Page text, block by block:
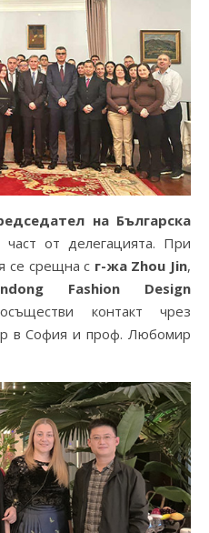
на Българска
от делегацията. При
се срещна с г-жа Zhou Jin,
Fashion Design
контакт чрез
в София и проф. Любомир